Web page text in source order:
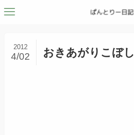
おきあがりこぼし
2012
4/02